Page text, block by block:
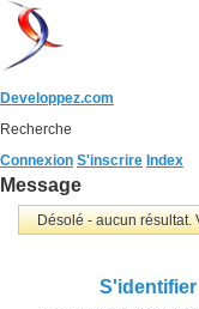
Developpez.com
Recherche
Connexion S'inscrire Index
Message
Désolé - aucun résultat.
S'identifier